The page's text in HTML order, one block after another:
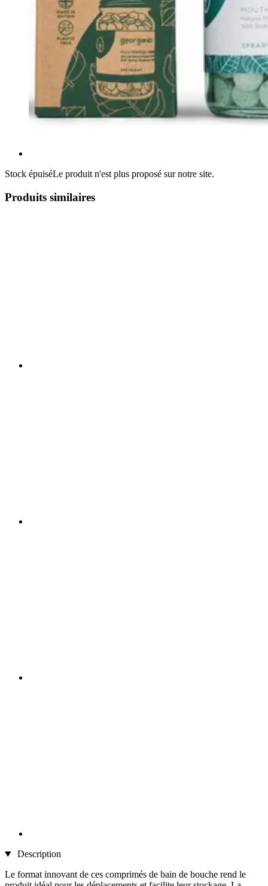
Stock épuiséLe produit n'est plus proposé sur notre site.
Produits similaires
Description
Le format innovant de ces comprimés de bain de bouche rend le